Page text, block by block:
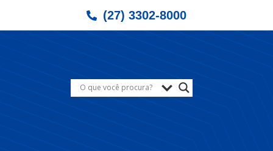
(27) 3302-8000